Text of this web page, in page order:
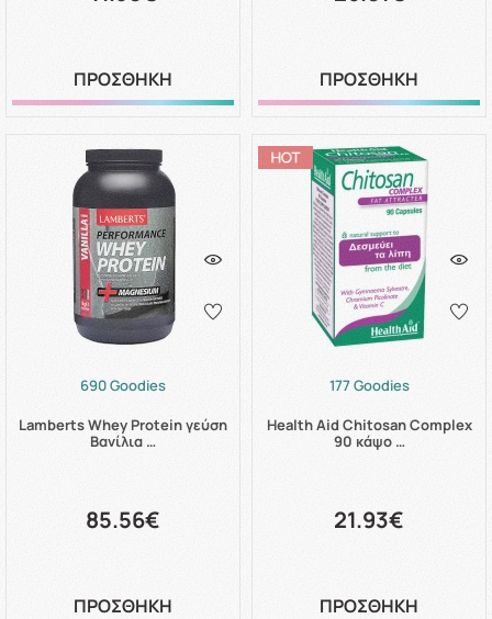
ΠΡΟΣΘΗΚΗ ΠΡΟΣΘΗΚΗ
690 Goodies
Lamberts Whey Protein γεύση
Βανίλια …
85.56€
ΠΡΟΣΘΗΚΗ
177 Goodies
Health Aid Chitosan Complex
90 κάψο …
21.93€
ΠΡΟΣΘΗΚΗ